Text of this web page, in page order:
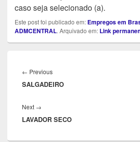
caso seja selecionado (a).
Este post foi publicado em: Empregos em
ADMCENTRAL. Arquivado em: Link
de
Post
← PreviousPrevious
post:
SALGADEIRO
Next →
post:
LAVADOR SECO